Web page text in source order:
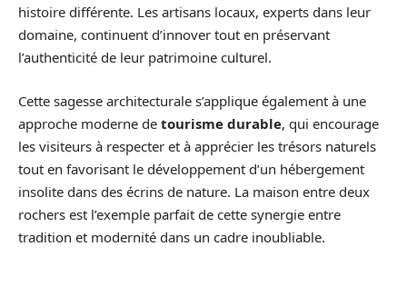
histoire différente. Les artisans locaux, experts dans leur
domaine, continuent d’innover tout en préservant
l’authenticité de leur patrimoine culturel.
Cette sagesse architecturale s’applique également à une
approche moderne de tourisme durable, qui encourage
les visiteurs à respecter et à apprécier les trésors naturels
tout en favorisant le développement d’un hébergement
insolite dans des écrins de nature. La maison entre deux
rochers est l’exemple parfait de cette synergie entre
tradition et modernité dans un cadre inoubliable.